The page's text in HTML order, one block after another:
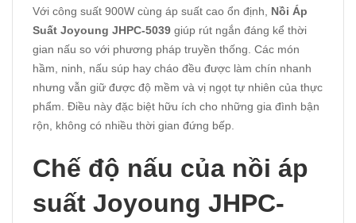
Với công suất 900W cùng áp suất cao ổn định, Nồi Áp
Suất Joyoung JHPC-5039 giúp rút ngắn đáng kể thời
gian nấu so với phương pháp truyền thống. Các món
hầm, ninh, nấu súp hay cháo đều được làm chín nhanh
nhưng vẫn giữ được độ mềm và vị ngọt tự nhiên của thực
phẩm. Điều này đặc biệt hữu ích cho những gia đình bận
rộn, không có nhiều thời gian đứng bếp.
Chế độ nấu của nồi áp
suất Joyoung JHPC-